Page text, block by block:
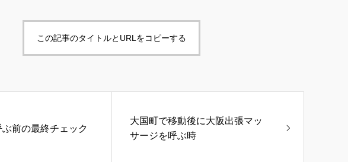
この記事のタイトルとURLをコピーする
前の最終チェック
大国町で移動後に大阪出張マッ
サージを呼ぶ時